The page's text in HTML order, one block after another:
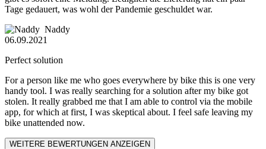
Tage gedauert, was wohl der Pandemie geschuldet war.
Naddy
06.09.2021
Perfect solution
For a person like me who goes everywhere by bike this is one very
handy tool. I was really searching for a solution after my bike got
stolen. It really grabbed me that I am able to control via the mobile
app, for which at first, I was skeptical about. I feel safe leaving my
bike unattended now.
WEITERE BEWERTUNGEN ANZEIGEN